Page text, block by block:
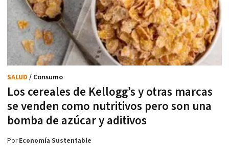
Los cereales de Kellogg’s y otras marcas
se venden como nutritivos pero son una
bomba de azúcar y aditivos
SALUD / Consumo
PorEconomía Sustentable